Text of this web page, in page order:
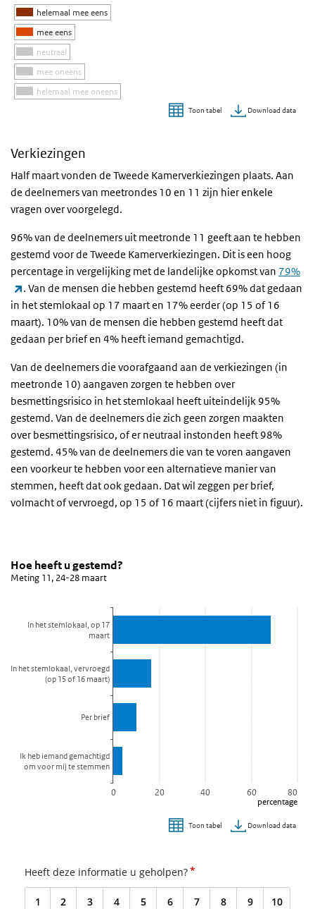
helemaal mee eens
mee eens
neutraal
mee oneens
helemaal mee oneens
Toon tabel Download data
Verkiezingen
Half maart vonden de Tweede Kamerverkiezingen plaats. Aan
de deelnemers van meetrondes 10 en 11 zijn hier enkele
vragen over voorgelegd.
96% van de deelnemers uit meetronde 11 geeft aan te hebben
gestemd voor de Tweede Kamerverkiezingen. Dit is een hoog
percentage in vergelijking met de landelijke opkomst van 79%
(externe link)
.Van de mensen die hebben gestemd heeft 69% dat gedaan
in hetstemlokaal op 17 maart en 17% eerder (op 15 of 16
maart). 10% van de mensen die hebben gestemd heeft dat
gedaan per brief en 4% heeft iemand gemachtigd.
Van de deelnemers die voorafgaand aan de verkiezingen (in
meetronde 10) aangaven zorgen te hebben over
besmettingsrisico in het stemlokaal heeft uiteindelijk 95%
gestemd. Van de deelnemers die zich geen zorgen maakten
over besmettingsrisico, of er neutraal instonden heeft 98%
gestemd. 45% van de deelnemers die van te voren aangaven
een voorkeur te hebben voor een alternatieve manier van
stemmen, heeft dat ook gedaan. Dat wil zeggen per brief,
volmacht of vervroegd, op 15 of 16 maart (cijfers niet in figuur).
Hoe is er gestemd
Sla de grafiek 'Hoe heeft u gestemd?' over en ga naar de datatabel
Hoe heeft u gestemd?
Staaf grafiek met 4 staven.
Bekijk als data tabel.
De grafiek heeft 1 X-as die categories weergeeft.
De grafiek heeft 1 Y-as die percentage weergeeft.
percentage
Hoe heeft u gestemd?
Meting 11, 24-28 maart
0 20 40 60 80
In het stemlokaal, op 17
maart
In het stemlokaal, vervroegd
(op 15 of 16 maart)
Per brief
Ik heb iemand gemachtigd
om voor mij te stemmen
Toon tabel Download data
Heeft deze informatie u geholpen?*
1 2 3 4 5 6 7 8 9 10